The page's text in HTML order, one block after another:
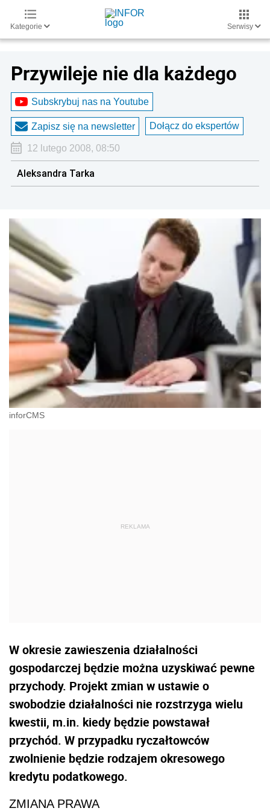
Kategorie Serwisy
Przywileje nie dla każdego
Subskrybuj nas na Youtube
Zapisz się na newsletter Dołącz do ekspertów
12 lutego 2008, 08:50
Aleksandra Tarka
inforCMS
W okresie zawieszenia działalności
gospodarczej będzie można uzyskiwać pewne
przychody. Projekt zmian w ustawie o
swobodzie działalności nie rozstrzyga wielu
kwestii, m.in. kiedy będzie powstawał
przychód. W przypadku ryczałtowców
zwolnienie będzie rodzajem okresowego
kredytu podatkowego.
ZMIANA PRAWA